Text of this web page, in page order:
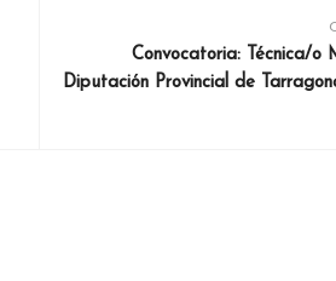
Convocatoria: Técnica/o
Diputación Provincial de